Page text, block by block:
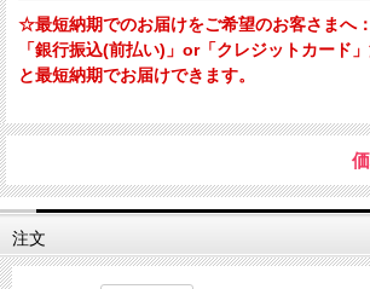
☆最短納期でのお届けをご希望のお客さまへ：
「銀行振込(前払い)」or「クレジットカード
と最短納期でお届けできます。
注文